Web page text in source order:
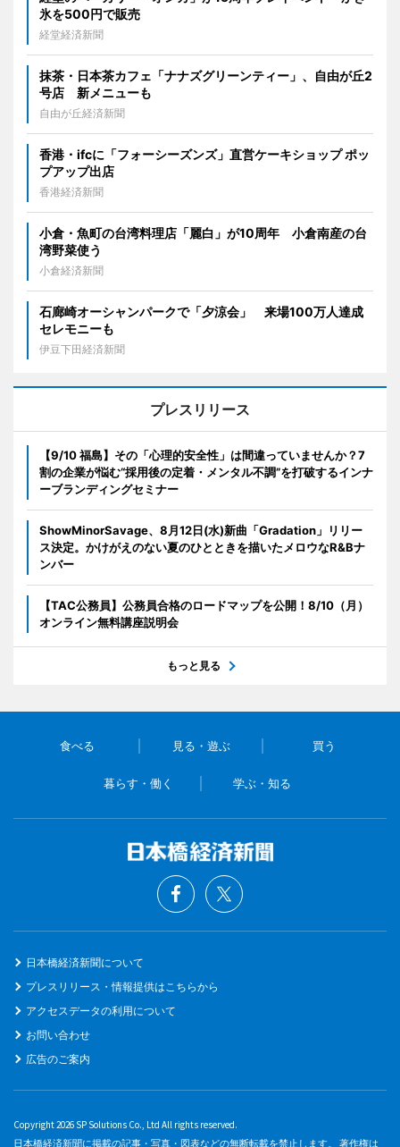
氷を500円で販売
経堂経済新聞
抹茶・日本茶カフェ「ナナズグリーンティー」、自由が丘2
号店 新メニューも
自由が丘経済新聞
香港・ifcに「フォーシーズンズ」直営ケーキショップ ポッ
プアップ出店
香港経済新聞
小倉・魚町の台湾料理店「麗白」が10周年 小倉南産の台
湾野菜使う
小倉経済新聞
石廊崎オーシャンパークで「夕涼会」 来場100万人達成
セレモニーも
伊豆下田経済新聞
プレスリリース
【9/10 福島】その「心理的安全性」は間違っていませんか？7
割の企業が悩む“採用後の定着・メンタル不調”を打破するインナ
ーブランディングセミナー
ShowMinorSavage、8月12日(水)新曲「Gradation」リリー
ス決定。かけがえのない夏のひとときを描いたメロウなR&Bナ
ンバー
【TAC公務員】公務員合格のロードマップを公開！8/10（月）
オンライン無料講座説明会
もっと見る
食べる 見る・遊ぶ 買う
暮らす・働く 学ぶ・知る
日本橋経済新聞について
プレスリリース・情報提供はこちらから
アクセスデータの利用について
お問い合わせ
広告のご案内
Copyright 2026 SP Solutions Co., Ltd All rights reserved.
日本橋経済新聞に掲載の記事・写真・図表などの無断転載を禁止します。 著作権は